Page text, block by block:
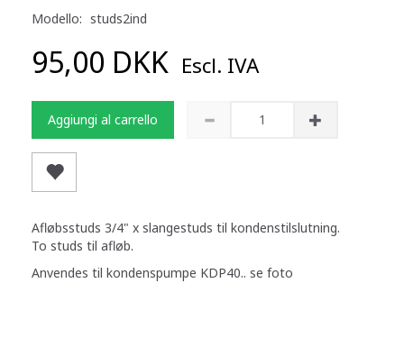
Modello: studs2ind
95,00 DKK Escl. IVA
Aggiungi al carrello
Afløbsstuds 3/4" x slangestuds til kondenstilslutning.
To studs til afløb.
Anvendes til kondenspumpe KDP40.. se foto